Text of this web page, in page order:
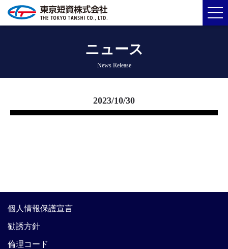
ニュース
News Release
2023/10/30
個人情報保護宣言
勧誘方針
倫理コード